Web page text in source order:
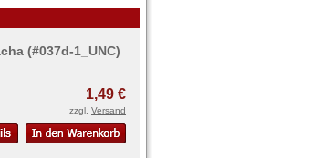
(#037d-1_UNC)
1,49 €
zzgl. Versand